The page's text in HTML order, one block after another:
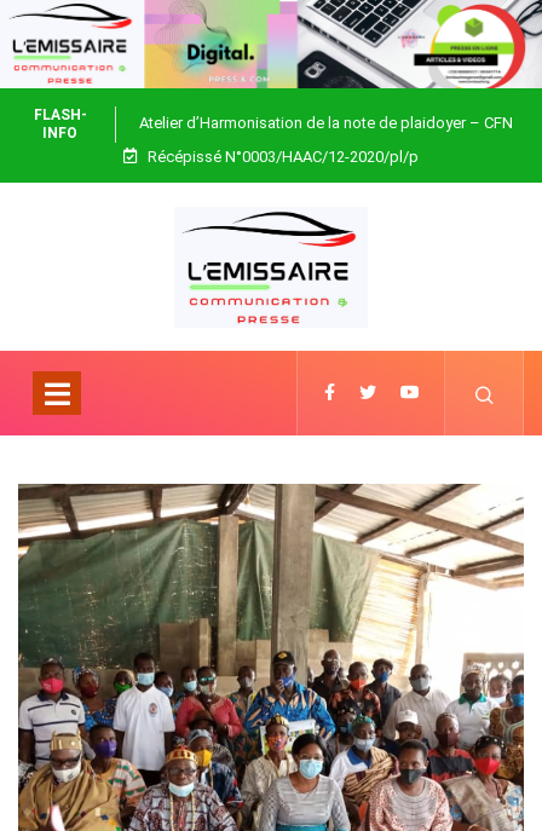
FLASH-
INFO
Atelier d’Harmonisation de la note de plaidoyer – CFN
Togo
Récépissé N°0003/HAAC/12-2020/pl/p